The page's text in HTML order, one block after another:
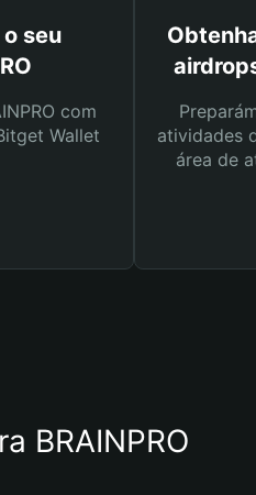
seu
com
Wallet
atividades
área de
BRAINPRO